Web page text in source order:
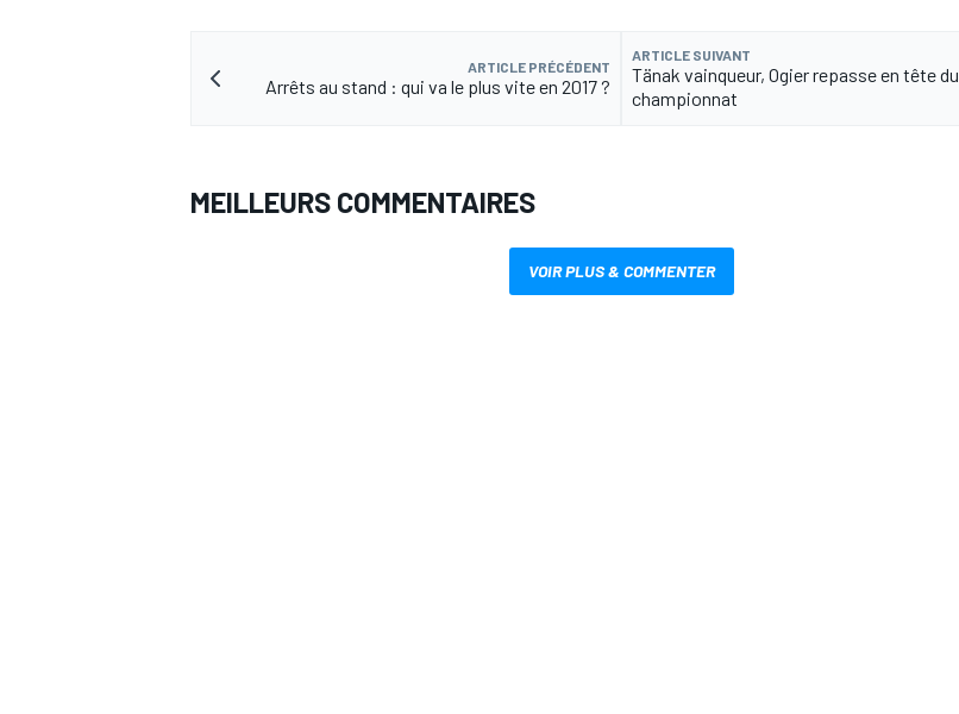
ARTICLE PRÉCÉDENT
Arrêts au stand : qui va le plus vite en 2017 ?
ARTICLE SUIVANT
Tänak vainqueur, Ogier repasse en tête du
championnat
MEILLEURS COMMENTAIRES
VOIR PLUS & COMMENTER